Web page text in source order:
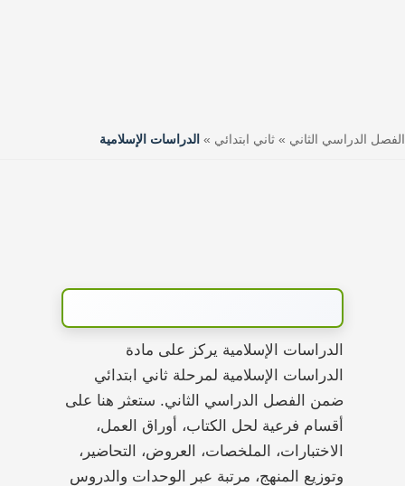
الفصل الدراسي الثاني » ثاني ابتدائي » الدراسات الإسلامية
الدراسات الإسلامية يركز على مادة
الدراسات الإسلامية لمرحلة ثاني ابتدائي
ضمن الفصل الدراسي الثاني. ستعثر هنا على
أقسام فرعية لحل الكتاب، أوراق العمل،
الاختبارات، الملخصات، العروض، التحاضير،
وتوزيع المنهج، مرتبة عبر الوحدات والدروس